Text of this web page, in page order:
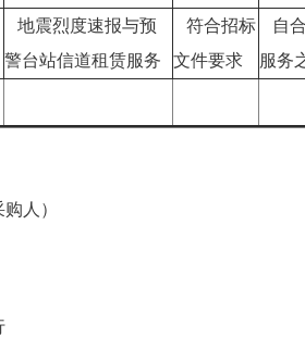
地震烈度速报与预
警台站信道租赁服务
符合招标
文件要求
自
服务
人）